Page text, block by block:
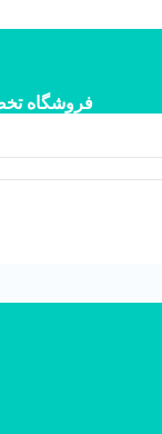
فروشگاه